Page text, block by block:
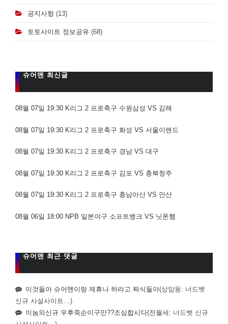
공지사항 (13)
토토사이트 정보공유 (68)
슈어맨 최신글
08월 07일 19:30 K리그 2 프로축구 수원삼성 VS 김해
08월 07일 19:30 K리그 2 프로축구 화성 VS 서울이랜드
08월 07일 19:30 K리그 2 프로축구 경남 VS 대구
08월 07일 19:30 K리그 2 프로축구 김포 VS 충북청주
08월 07일 19:30 K리그 2 프로축구 충남아산 VS 안산
08월 06일 18:00 NPB 일본야구 소프트뱅크 VS 닛폰햄
슈어맨 최근 댓글
이것들아 슈어멘이랑 제휴나 하라고 짜식들아(상암동: 너드벳
신규 사설사이트…)
이놈의신규 우후죽순이구만??조심합시다(전월세: 너드벳 신규